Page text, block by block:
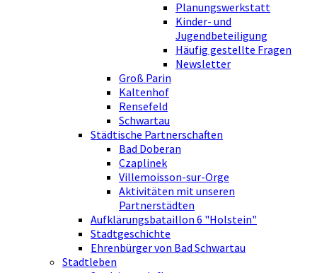
Planungswerkstatt
Kinder- und
Jugendbeteiligung
Häufig gestellte Fragen
Newsletter
Groß Parin
Kaltenhof
Rensefeld
Schwartau
Städtische Partnerschaften
Bad Doberan
Czaplinek
Villemoisson-sur-Orge
Aktivitäten mit unseren
Partnerstädten
Aufklärungsbataillon 6 "Holstein"
Stadtgeschichte
Ehrenbürger von Bad Schwartau
Stadtleben